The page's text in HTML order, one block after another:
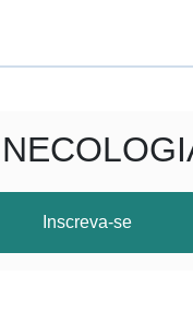
Inscreva-se